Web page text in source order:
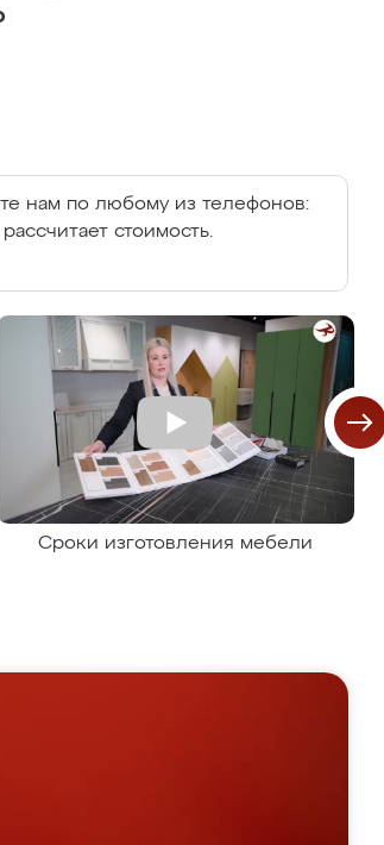
нам по любому из телефонов:
стоимость.
Сроки изготовления мебели